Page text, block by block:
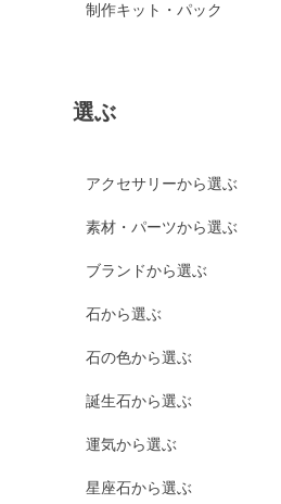
制作キット・パック
選ぶ
アクセサリーから選ぶ
素材・パーツから選ぶ
ブランドから選ぶ
石から選ぶ
石の色から選ぶ
誕生石から選ぶ
運気から選ぶ
星座石から選ぶ